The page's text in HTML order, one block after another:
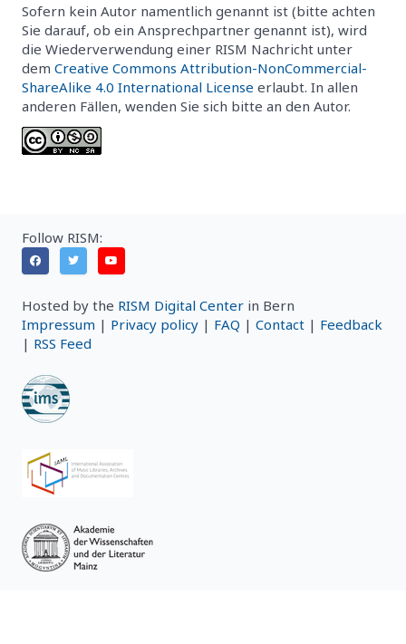
Sofern kein Autor namentlich genannt ist (bitte achten
Sie darauf, ob ein Ansprechpartner genannt ist), wird
die Wiederverwendung einer RISM Nachricht unter
dem Creative Commons Attribution-NonCommercial-
ShareAlike 4.0 International License erlaubt. In allen
anderen Fällen, wenden Sie sich bitte an den Autor.
Follow RISM:
Hosted by the RISM Digital Center in Bern
Impressum | Privacy policy | FAQ | Contact | Feedback
| RSS Feed